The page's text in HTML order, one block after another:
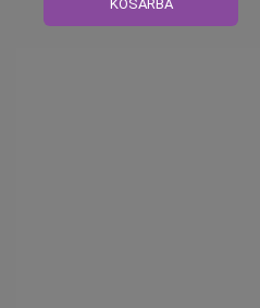
KOSÁRBA